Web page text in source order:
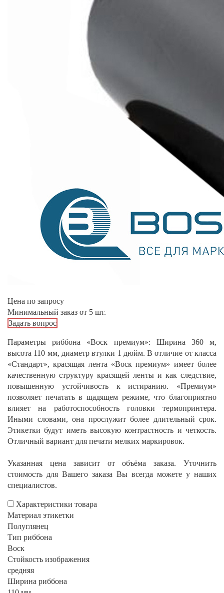
Цена по запросу
Минимальный заказ от 5 шт.
Задать вопрос
Параметры риббона «Воск премиум»: Ширина 360 м,
высота 110 мм, диаметр втулки 1 дюйм. В отличие от класса
«Стандарт», красящая лента «Воск премиум» имеет более
качественную структуру красящей ленты и как следствие,
повышенную устойчивость к истиранию. «Премиум»
позволяет печатать в щадящем режиме, что благоприятно
влияет на работоспособность головки термопринтера.
Иными словами, она прослужит более длительный срок.
Этикетки будут иметь высокую контрастность и четкость.
Отличный вариант для печати мелких маркировок.
Указанная цена зависит от объёма заказа. Уточнить
стоимость для Вашего заказа Вы всегда можете у наших
специалистов.
Характеристики товара
Материал этикетки
Полуглянец
Тип риббона
Воск
Стойкость изображения
средняя
Ширина риббона